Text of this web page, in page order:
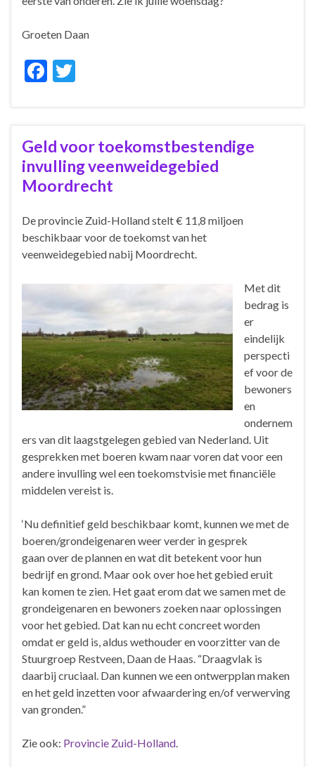
Groeten Daan
F
e
b
o
o
itt
er
Geld voor toekomstbestendige
invulling veenweidegebied
Moordrecht
De provincie Zuid-Holland stelt € 11,8 miljoen
beschikbaar voor de toekomst van het
veenweidegebied nabij Moordrecht.
Met dit
bedrag is
er
eindelijk
perspecti
ef voor de
bewoners
en
ondernem
ers van dit laagstgelegen gebied van Nederland. Uit
gesprekken met boeren kwam naar voren dat voor een
andere invulling wel een toekomstvisie met financiële
middelen vereist is.
‘Nu definitief geld beschikbaar komt, kunnen we met de
boeren/grondeigenaren weer verder in gesprek
gaan over de plannen en wat dit betekent voor hun
bedrijf en grond. Maar ook over hoe het gebied eruit
kan komen te zien. Het gaat erom dat we samen met de
grondeigenaren en bewoners zoeken naar oplossingen
voor het gebied. Dat kan nu echt concreet worden
omdat er geld is, aldus wethouder en voorzitter van de
Stuurgroep Restveen, Daan de Haas. “Draagvlak is
daarbij cruciaal. Dan kunnen we een ontwerpplan maken
en het geld inzetten voor afwaardering en/of verwerving
van gronden.”
Zie ook: Provincie Zuid-Holland